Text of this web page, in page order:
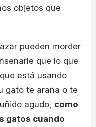
objetos que
pueden morder
que lo que
está usando
gato te araña o te
agudo, como
gatos cuando